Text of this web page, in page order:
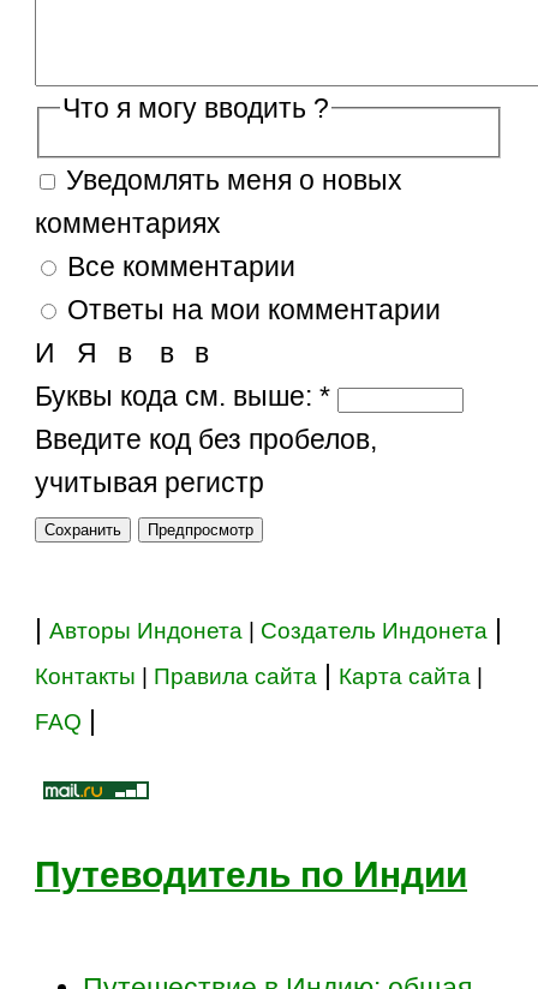
Что я могу вводить ?
Уведомлять меня о новых
комментариях
Все комментарии
Ответы на мои комментарии
в
в в
Я
И
Буквы кода см. выше:*
Введите код без пробелов,
учитывая регистр
|Авторы Индонета Создатель Индонета |
Контакты Правила сайта | Карта сайта
FAQ |
Путеводитель по Индии